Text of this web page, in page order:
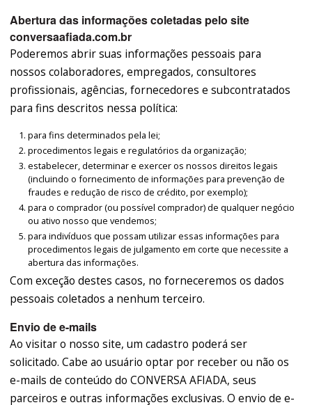
Abertura das informações coletadas pelo site
conversaafiada.com.br
Poderemos abrir suas informações pessoais para
nossos colaboradores, empregados, consultores
profissionais, agências, fornecedores e subcontratados
para fins descritos nessa política:
para fins determinados pela lei;
procedimentos legais e regulatórios da organização;
estabelecer, determinar e exercer os nossos direitos legais
(incluindo o fornecimento de informações para prevenção de
fraudes e redução de risco de crédito, por exemplo);
para o comprador (ou possível comprador) de qualquer negócio
ou ativo nosso que vendemos;
para indivíduos que possam utilizar essas informações para
procedimentos legais de julgamento em corte que necessite a
abertura das informações.
Com exceção destes casos, no forneceremos os dados
pessoais coletados a nenhum terceiro.
Envio de e-mails
Ao visitar o nosso site, um cadastro poderá ser
solicitado. Cabe ao usuário optar por receber ou não os
e-mails de conteúdo do CONVERSA AFIADA, seus
parceiros e outras informações exclusivas. O envio de e-